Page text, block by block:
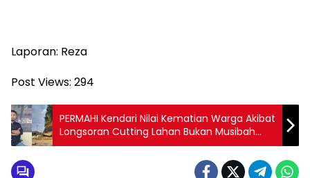
Laporan: Reza
Post Views: 294
PERMAHI Kendari Nilai Kematian Warga Akibat
Longsoran Cutting Lahan Bukan Musibah
Alam, Melainkan Kelalaian yang Dapat